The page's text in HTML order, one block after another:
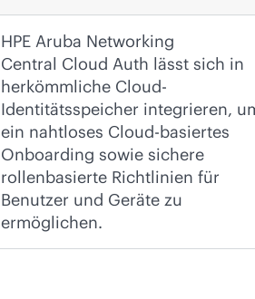
HPE Aruba Networking
Central Cloud Auth lässt sich in
herkömmliche Cloud-
Identitätsspeicher integrieren,
ein nahtloses Cloud-basiertes
Onboarding sowie sichere
rollenbasierte Richtlinien für
Benutzer und Geräte zu
ermöglichen.